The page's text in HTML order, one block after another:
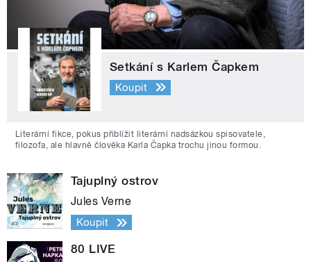
Setkání s Karlem Čapkem
Koupit
Literární fikce, pokus přiblížit literární nadsázkou spisovatele,
filozofa, ale hlavně člověka Karla Čapka trochu jinou formou.
Tajuplný ostrov
Jules Verne
Koupit
80 LIVE